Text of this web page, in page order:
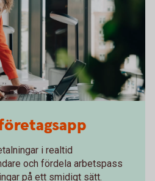
i realtid
och fördela arbetspass
på ett smidigt sätt.